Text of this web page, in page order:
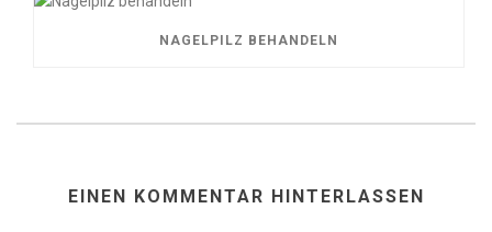
NAGELPILZ BEHANDELN
EINEN KOMMENTAR HINTERLASSEN